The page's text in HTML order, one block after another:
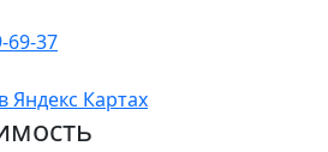
69-37
Яндекс Картах